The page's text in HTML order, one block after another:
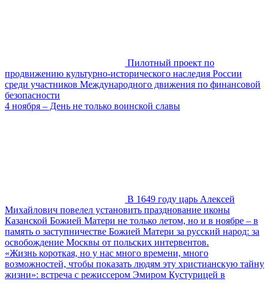
Пилотный проект по
продвижению культурно-исторического наследия России
среди участников Международного движения по финансовой
безопасности
4 ноября – День не только воинской славы
В 1649 году царь Алексей
Михайлович повелел установить празднование иконы
Казанской Божией Матери не только летом, но и в ноябре – в
память о заступничестве Божией Матери за русский народ: за
освобождение Москвы от польских интервентов.
«Жизнь короткая, но у нас много времени, много
возможностей, чтобы показать людям эту христианскую тайну
жизни»: встреча с режиссером Эмиром Кустурицей в